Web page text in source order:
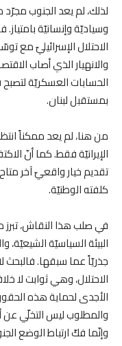
لذلك، لم يعد الجنوب
وسياديّة وإنسانيّة
الاحتلال الإسرائيليّ مع
والانهيار الذي أصاب
الحسابات العسكريّة
بمستقبل لبنان.
من هنا، لم يعد ممكناً
الإيرانيّة فقط. كما أنّ
تقديم خيار واقعيّ آخر
كلفته الوطنيّة.
في صلب هذا النقاش، تبرز
البيئة السياسيّة الشيعيّة،
جذريّاً عما سبقها. فالبحث
الاحتلال، وهي ثوابت لا
الأجدى لحماية هذه
والمطلوب ليس التخلّي عن
وإنّما فكّ ارتباط الوضع